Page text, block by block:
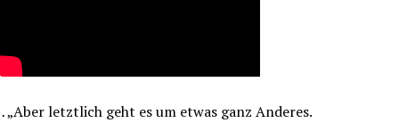
„Aber letztlich geht es um etwas ganz Anderes.